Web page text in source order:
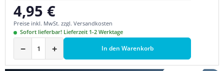
Regulärer Preis:
4,95 €
Preise inkl. MwSt. zzgl. Versandkosten
Sofort lieferbar! Lieferzeit 1-2 Werktage
− + In den Warenkorb